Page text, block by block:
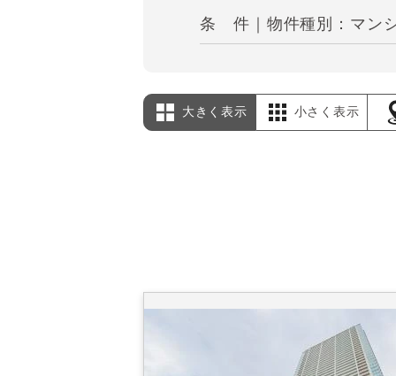
条 件｜物件種別：マン
大きく表示 小さく表示